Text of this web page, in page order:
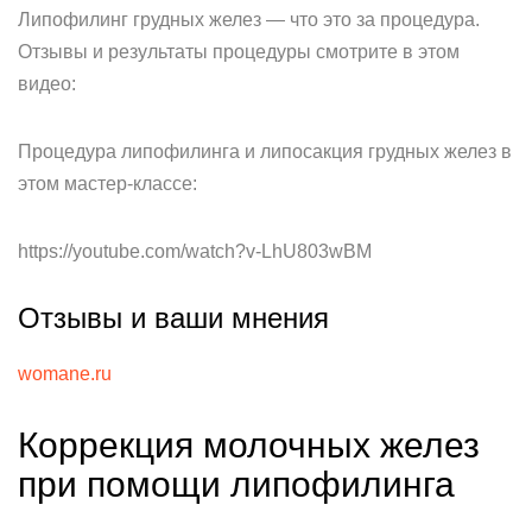
Липофилинг грудных желез — что это за процедура.
Отзывы и результаты процедуры смотрите в этом
видео:
Процедура липофилинга и липосакция грудных желез в
этом мастер-классе:
https://youtube.com/watch?v-LhU803wBM
Отзывы и ваши мнения
womane.ru
Коррекция молочных желез
при помощи липофилинга